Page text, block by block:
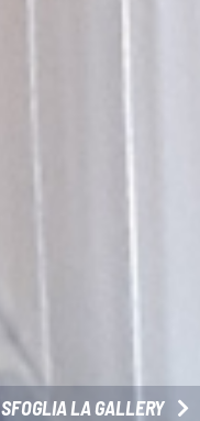
SFOGLIA LA GALLERY